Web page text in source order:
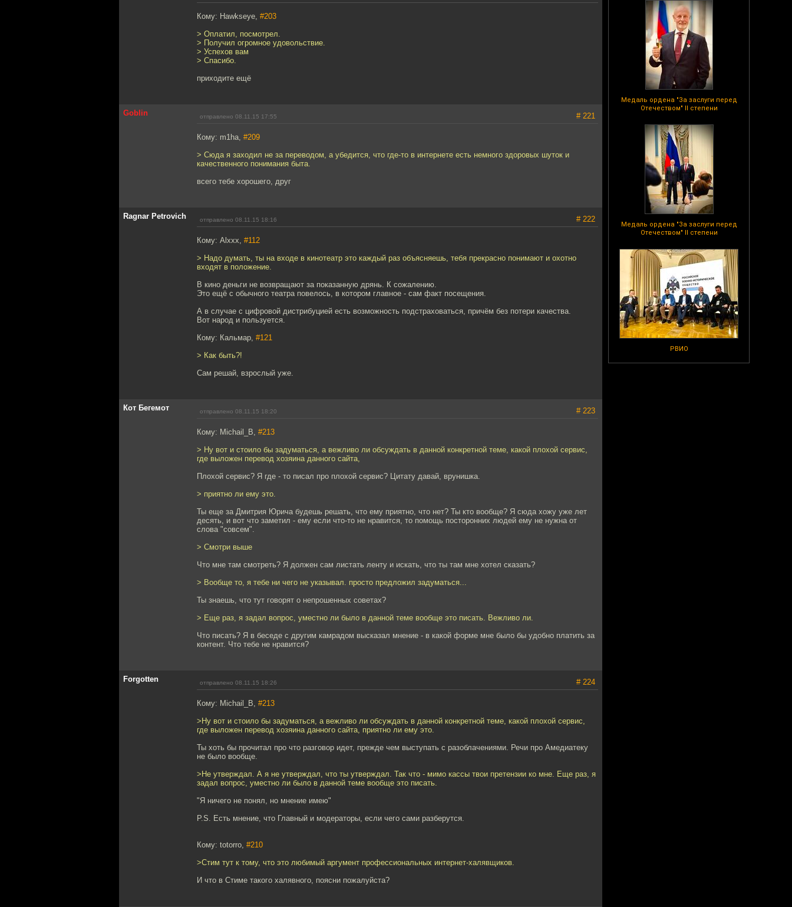
Медаль ордена "За заслуги перед
Отечеством" II степени
Медаль ордена "За заслуги перед
Отечеством" II степени
РВИО
Кому: Hawkseye, #203
> Оплатил, посмотрел.
> Получил огромное удовольствие.
> Успехов вам
> Спасибо.
приходите ещё
Goblin отправлено 08.11.15 17:55 # 221
Кому: m1ha, #209
> Сюда я заходил не за переводом, а убедится, что где-то в интернете есть немного здоровых шуток и
качественного понимания быта.
всего тебе хорошего, друг
Ragnar Petrovich отправлено 08.11.15 18:16 # 222
Кому: Alxxx, #112
> Надо думать, ты на входе в кинотеатр это каждый раз объясняешь, тебя прекрасно понимают и охотно
входят в положение.
В кино деньги не возвращают за показанную дрянь. К сожалению.
Это ещё с обычного театра повелось, в котором главное - сам факт посещения.
А в случае с цифровой дистрибуцией есть возможность подстраховаться, причём без потери качества.
Вот народ и пользуется.
Кому: Кальмар, #121
> Как быть?!
Сам решай, взрослый уже.
Кот Бегемот отправлено 08.11.15 18:20 # 223
Кому: Michail_B, #213
> Ну вот и стоило бы задуматься, а вежливо ли обсуждать в данной конкретной теме, какой плохой сервис,
где выложен перевод хозяина данного сайта,
Плохой сервис? Я где - то писал про плохой сервис? Цитату давай, врунишка.
> приятно ли ему это.
Ты еще за Дмитрия Юрича будешь решать, что ему приятно, что нет? Ты кто вообще? Я сюда хожу уже лет
десять, и вот что заметил - ему если что-то не нравится, то помощь посторонних людей ему не нужна от
слова "совсем".
> Смотри выше
Что мне там смотреть? Я должен сам листать ленту и искать, что ты там мне хотел сказать?
> Вообще то, я тебе ни чего не указывал. просто предложил задуматься...
Ты знаешь, что тут говорят о непрошенных советах?
> Еще раз, я задал вопрос, уместно ли было в данной теме вообще это писать. Вежливо ли.
Что писать? Я в беседе с другим камрадом высказал мнение - в какой форме мне было бы удобно платить за
контент. Что тебе не нравится?
Forgotten отправлено 08.11.15 18:26 # 224
Кому: Michail_B, #213
>Ну вот и стоило бы задуматься, а вежливо ли обсуждать в данной конкретной теме, какой плохой сервис,
где выложен перевод хозяина данного сайта, приятно ли ему это.
Ты хоть бы прочитал про что разговор идет, прежде чем выступать с разоблачениями. Речи про Амедиатеку
не было вообще.
>Не утверждал. А я не утверждал, что ты утверждал. Так что - мимо кассы твои претензии ко мне. Еще раз, я
задал вопрос, уместно ли было в данной теме вообще это писать.
"Я ничего не понял, но мнение имею"
P.S. Есть мнение, что Главный и модераторы, если чего сами разберутся.
Кому: totorro, #210
>Стим тут к тому, что это любимый аргумент профессиональных интернет-халявщиков.
И что в Стиме такого халявного, поясни пожалуйста?